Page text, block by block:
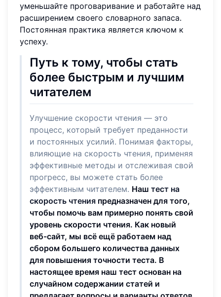
уменьшайте проговаривание и работайте над
расширением своего словарного запаса.
Постоянная практика является ключом к
успеху.
Путь к тому, чтобы стать
более быстрым и лучшим
читателем
Улучшение скорости чтения — это
процесс, который требует преданности
и постоянных усилий. Понимая факторы,
влияющие на скорость чтения, применяя
эффективные методы и отслеживая свой
прогресс, вы можете стать более
эффективным читателем. Наш тест на
скорость чтения предназначен для того,
чтобы помочь вам примерно понять свой
уровень скорости чтения. Как новый
веб-сайт, мы всё ещё работаем над
сбором большего количества данных
для повышения точности теста. В
настоящее время наш тест основан на
случайном содержании статей и